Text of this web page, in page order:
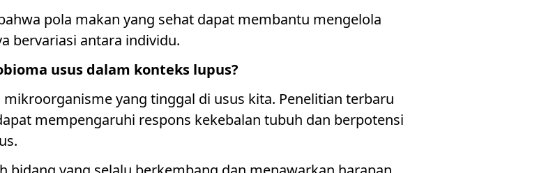
pola makan yang sehat dapat membantu mengelola
bervariasi antara individu.
usus dalam konteks lupus?
yang tinggal di usus kita. Penelitian terbaru
mempengaruhi respons kekebalan tubuh dan berpotensi